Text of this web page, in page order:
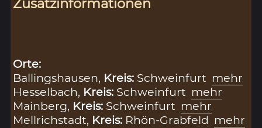
Zusatzinformationen
Orte:
Ballingshausen, Kreis: Schweinfurt mehr
Hesselbach, Kreis: Schweinfurt mehr
Mainberg, Kreis: Schweinfurt mehr
Mellrichstadt, Kreis: Rhön-Grabfeld mehr